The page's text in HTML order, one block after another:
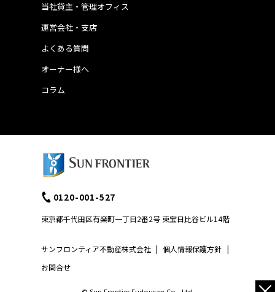
運営会社・支店
よくある質問
当社貸主・管理オフィス
オーナー様へ
コラム
サンフロンティア不動産株式会社 | 個人情報保護方針 |
お問合せ
0120-001-527
東京都千代田区有楽町一丁目2番2号 東宝日比谷ビル14階